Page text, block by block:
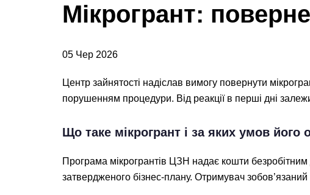
Мікрогрант:
05 Чер 2026
Центр зайнятості надіслав вимогу повернути
порушенням процедури. Від реакції в перші дні
Що таке мікрогрант і за яких умов його
Програма мікрогрантів ЦЗН надає кошти безробітним
затвердженого бізнес-плану. Отримувач зобов’язаний